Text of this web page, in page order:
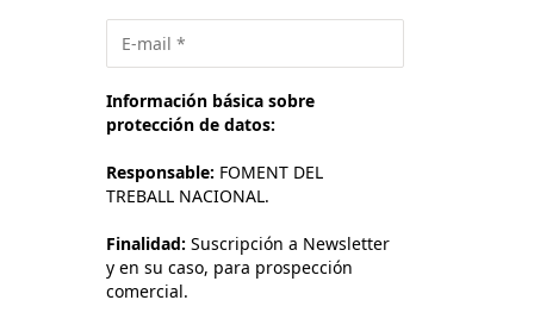
Información básica sobre
protección de datos:
Responsable: FOMENT DEL
TREBALL NACIONAL.
Finalidad: Suscripción a Newsletter
y en su caso, para prospección
comercial.